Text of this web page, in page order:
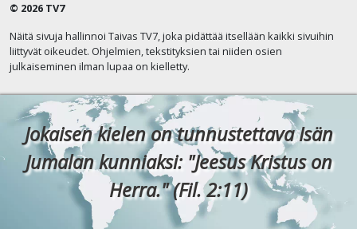
© 2026 TV7
Näitä sivuja hallinnoi Taivas TV7, joka pidättää itsellään kaikki sivuihin
liittyvät oikeudet. Ohjelmien, tekstityksien tai niiden osien
julkaiseminen ilman lupaa on kielletty.
Jokaisen kielen on tunnustettava Isän
Jumalan kunniaksi: "Jeesus Kristus on
Herra." (Fil. 2:11)